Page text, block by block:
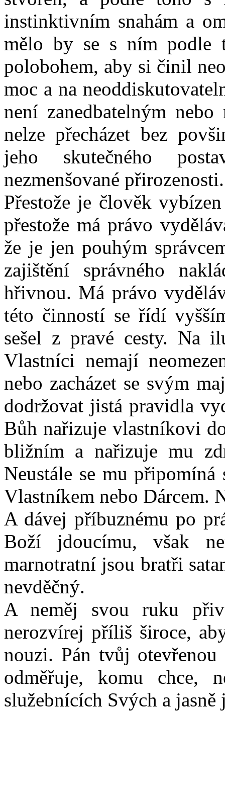
instinktivním snahám a
mělo by se s ním podle
polobohem, aby si činil
moc a na
není zanedbatelným
nelze přecházet bez
jeho skutečného
nezmenšované přirozenosti.
Přestože je člověk
přestože má právo
že je jen pouhým
zajištění správného
hřivnou. Má právo
této činností se řídí
sešel z pravé cesty. Na
Vlastníci nemají
nebo zacházet se svým
dodržovat jistá pravidla
Bůh nařizuje vlastníkovi
bližním a nařizuje mu
Neustále se mu
Vlastníkem nebo Dárcem.
A dávej příbuznému po
Boží jdoucímu, však
marnotratní jsou bratři
nevděčný.
A neměj svou ruku
nerozvírej příliš široce,
nouzi. Pán tvůj
odměřuje, komu chce,
služebnících Svých a